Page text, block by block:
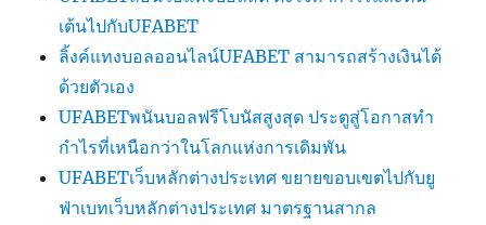
เต้นไปกับUFABET
ลิ้งค์แทงบอลออนไลน์UFABET สามารถสร้างเงินได้
ด้วยตัวเอง
UFABETพนันบอลฟรีโบนัสสูงสุด ประตูสู่โอกาสทำ
กำไรที่เหนือกว่าในโลกแห่งการเดิมพัน
UFABETเว็บหลักต่างประเทศ ขยายขอบเขตไปกับยู
ฟ่าเบทเว็บหลักต่างประเทศ มาตรฐานสากล